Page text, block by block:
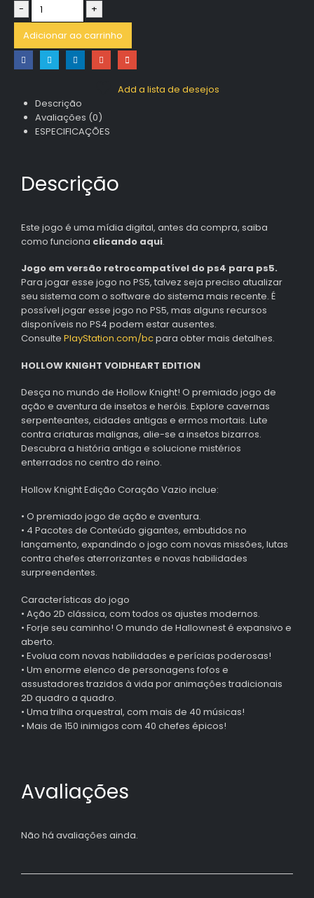
-
+
Adicionar ao carrinho
Add a lista de desejos
Descrição
Avaliações (0)
ESPECIFICAÇÕES
Descrição
Este jogo é uma mídia digital, antes da compra, saiba
como funciona clicando aqui.
Jogo em versão retrocompatível do ps4 para ps5.
Para jogar esse jogo no PS5, talvez seja preciso atualizar
seu sistema com o software do sistema mais recente. É
possível jogar esse jogo no PS5, mas alguns recursos
disponíveis no PS4 podem estar ausentes.
Consulte PlayStation.com/bcpara obter mais detalhes.
HOLLOW KNIGHT VOIDHEART EDITION
Desça no mundo de Hollow Knight! O premiado jogo de
ação e aventura de insetos e heróis. Explore cavernas
serpenteantes, cidades antigas e ermos mortais. Lute
contra criaturas malignas, alie-se a insetos bizarros.
Descubra a história antiga e solucione mistérios
enterrados no centro do reino.
Hollow Knight Edição Coração Vazio inclue:
• O premiado jogo de ação e aventura.
• 4 Pacotes de Conteúdo gigantes, embutidos no
lançamento, expandindo o jogo com novas missões, lutas
contra chefes aterrorizantes e novas habilidades
surpreendentes.
Características do jogo
• Ação 2D clássica, com todos os ajustes modernos.
• Forje seu caminho! O mundo de Hallownest é expansivo e
aberto.
• Evolua com novas habilidades e perícias poderosas!
• Um enorme elenco de personagens fofos e
assustadores trazidos à vida por animações tradicionais
2D quadro a quadro.
• Uma trilha orquestral, com mais de 40 músicas!
• Mais de 150 inimigos com 40 chefes épicos!
Avaliações
Não há avaliações ainda.